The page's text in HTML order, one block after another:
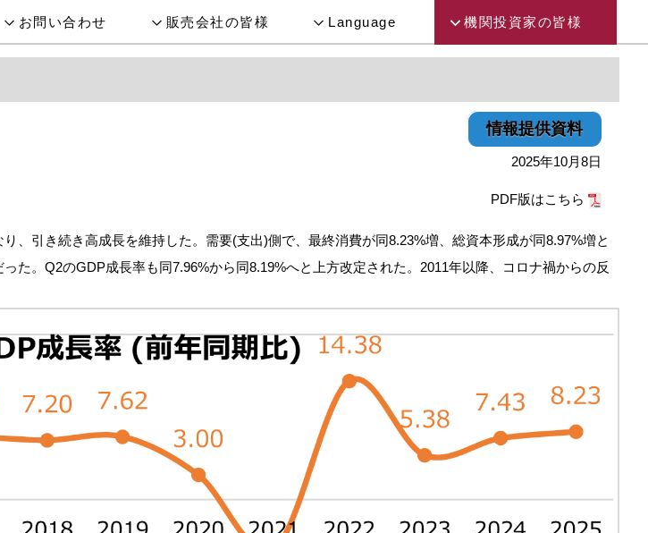
お問い合わせ 販売会社の皆様 Language 機関投資家の皆様
情報提供資料
2025年10月8日
PDF版はこちら
、引き続き高成長を維持した。需要(支出)側で、最終消費が同8.23%増、総資本形成が同8.97%増と
た。Q2のGDP成長率も同7.96%から同8.19%へと上方改定された。2011年以降、コロナ禍からの反